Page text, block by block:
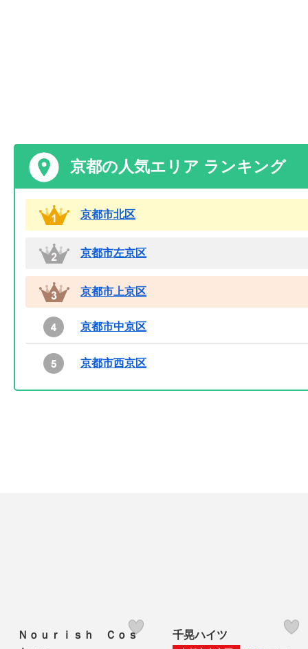
京都の人気エリア ランキング
京都市北区
京都市左京区
京都市上京区
京都市中京区
京都市西京区
Ｎｏｕｒｉｓｈ Ｃｏｓ
千晃ハイツ